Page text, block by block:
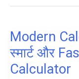
Modern
स्मार्ट और
Calculator